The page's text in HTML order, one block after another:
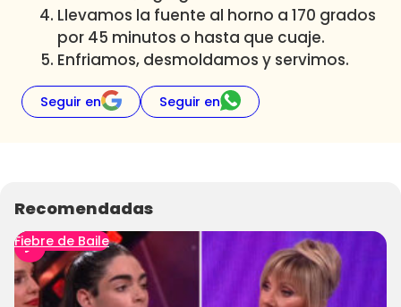
Llevamos la fuente al horno a 170 grados
por 45 minutos o hasta que cuaje.
Enfriamos, desmoldamos y servimos.
Seguir en Seguir en
Recomendadas
Fiebre de Baile